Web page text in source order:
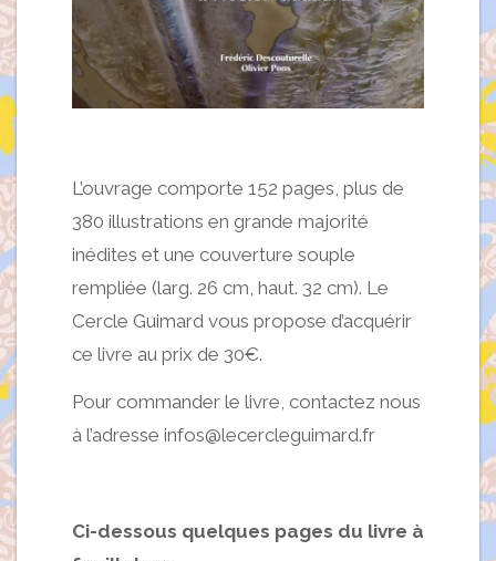
L’ouvrage comporte 152 pages, plus de
380 illustrations en grande majorité
inédites et une couverture souple
rempliée (larg. 26 cm, haut. 32 cm). Le
Cercle Guimard vous propose d’acquérir
ce livre au prix de 30€.
Pour commander le livre, contactez nous
à l’adresse infos@lecercleguimard.fr
Ci-dessous quelques pages du livre à